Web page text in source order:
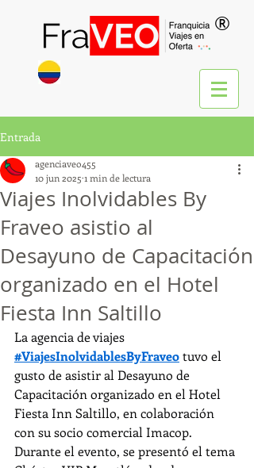
®
Entrada
Viajes Inolvidables By
Fraveo asistio al
Desayuno de Capacitación
organizado en el Hotel
Fiesta Inn Saltillo
agenciaveo455
10 jun 2025 1 min de lectura
La agencia de viajes
#ViajesInolvidablesByFraveo tuvo el
gusto de asistir al Desayuno de
Capacitación organizado en el Hotel
Fiesta Inn Saltillo, en colaboración
con su socio comercial Imacop.
Durante el evento, se presentó el tema